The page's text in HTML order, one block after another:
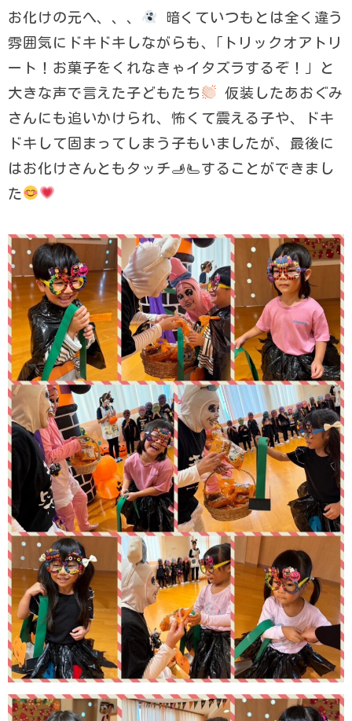
お化けの元へ、、、
暗くていつもとは全く違う
雰囲気にドキドキしながらも、｢トリックオアトリ
ート！お菓子をくれなきゃイタズラするぞ！」と
大きな声で言えた子どもたち
仮装したあおぐみ
さんにも追いかけられ、怖くて震える子や、ドキ
ドキして固まってしまう子もいましたが、最後に
はお化けさんともタッチ🫸🫷することができまし
た